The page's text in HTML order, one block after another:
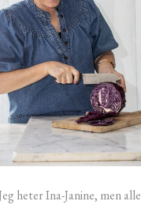
heter Ina-Janine, men alle